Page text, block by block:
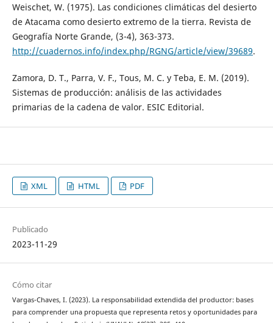
Weischet, W. (1975). Las condiciones climáticas del desierto
de Atacama como desierto extremo de la tierra. Revista de
Geografía Norte Grande, (3-4), 363-373.
http://cuadernos.info/index.php/RGNG/article/view/39689.
Zamora, D. T., Parra, V. F., Tous, M. C. y Teba, E. M. (2019).
Sistemas de producción: análisis de las actividades
primarias de la cadena de valor. ESIC Editorial.
XML HTML PDF
Publicado
2023-11-29
Cómo citar
Vargas-Chaves, I. (2023). La responsabilidad extendida del productor: bases
para comprender una propuesta que representa retos y oportunidades para